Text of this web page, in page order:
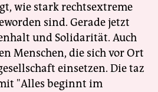
wie stark rechtsextreme
sind. Gerade jetzt
und Solidarität. Auch
Menschen, die sich vor Ort
einsetzen. Die taz
"Alles beginnt im